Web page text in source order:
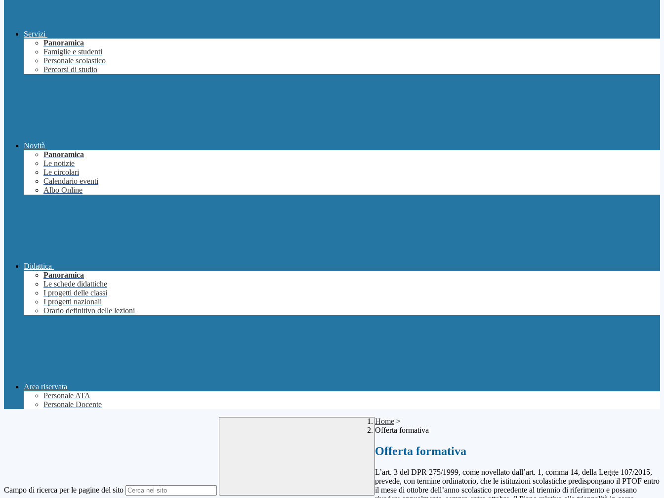
Servizi
Panoramica
Famiglie e studenti
Personale scolastico
Percorsi di studio
Novità
Panoramica
Le notizie
Le circolari
Calendario eventi
Albo Online
Didattica
Panoramica
Le schede didattiche
I progetti delle classi
I progetti nazionali
Orario definitivo delle lezioni
Area riservata
Personale ATA
Personale Docente
Campo di ricerca per le pagine del sito
Home >
Offerta formativa
Offerta formativa
L’art. 3 del DPR 275/1999, come novellato dall’art. 1, comma 14, della Legge 107/2015,
prevede, con termine ordinatorio, che le istituzioni scolastiche predispongano il PTOF entro
il mese di ottobre dell’anno scolastico precedente al triennio di riferimento e possano